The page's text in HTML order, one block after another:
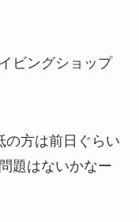
ビングショップ
の方は前日ぐらい
題はないかなー